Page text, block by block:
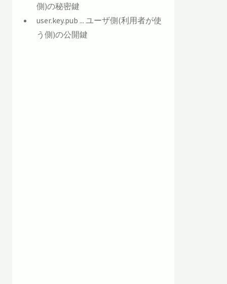
側)の秘密鍵
user.key.pub ... ユーザ側(利用者が使
う側)の公開鍵